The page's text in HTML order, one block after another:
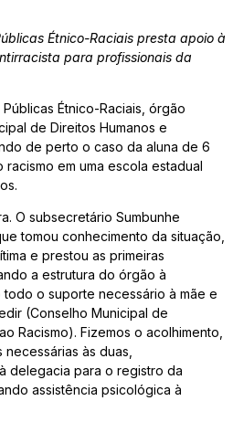
Étnico-Raciais presta apoio à
para profissionais da
Étnico-Raciais, órgão
de Direitos Humanos e
de perto o caso da aluna de 6
em uma escola estadual
O subsecretário Sumbunhe
tomou conhecimento da situação,
e prestou as primeiras
a estrutura do órgão à
todo o suporte necessário à mãe e
(Conselho Municipal de
Racismo). Fizemos o acolhimento,
às duas,
delegacia para o registro da
assistência psicológica à